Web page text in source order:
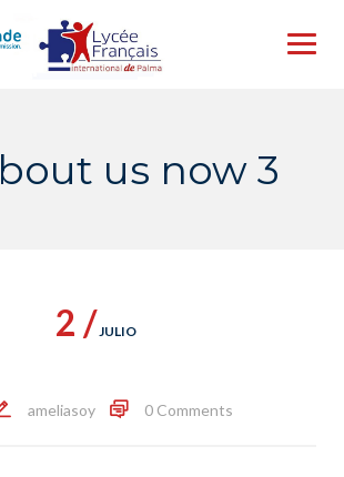
us now 3
2 /JULIO
ameliasoy 0 Comments